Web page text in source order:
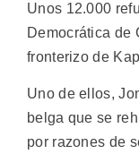
Unos 12.000
Democrática de
fronterizo de
Uno de ellos,
belga que se
por razones de